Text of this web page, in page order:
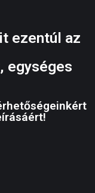
ezentúl az
egységes